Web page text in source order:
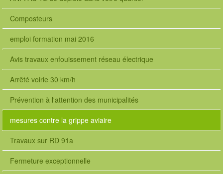
Composteurs
emploi formation mai 2016
Avis travaux enfouissement réseau électrique
Arrêté voirie 30 km/h
Prévention à l'attention des municipalités
mesures contre la grippe aviaire
Travaux sur RD 91a
Fermeture exceptionnelle